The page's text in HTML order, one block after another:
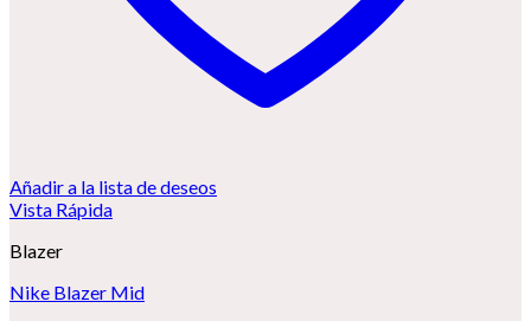
Añadir a la lista de deseos
Vista Rápida
Blazer
Nike Blazer Mid